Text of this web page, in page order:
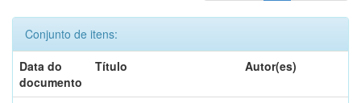
Conjunto de itens:
Data do
documento
Título Autor(es)